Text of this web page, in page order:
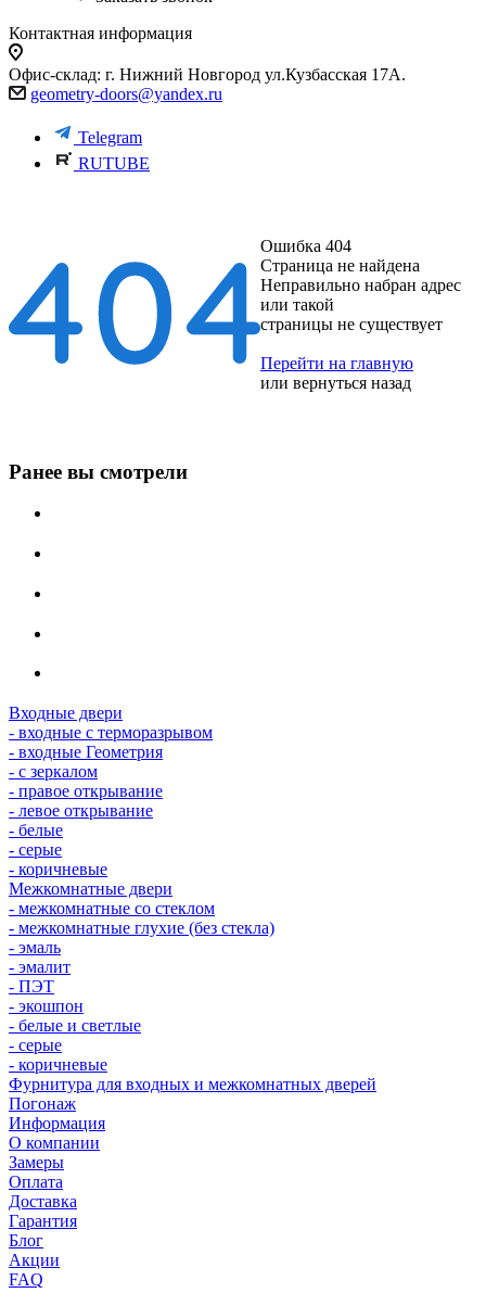
Контактная информация
Офис-склад: г. Нижний Новгород ул.Кузбасская 17А.
geometry-doors@yandex.ru
Telegram
RUTUBE
Ошибка 404
Страница не найдена
Неправильно набран адрес
или такой
страницы не существует
Перейти на главную
или вернуться назад
Ранее вы смотрели
Входные двери
- входные с терморазрывом
- входные Геометрия
- с зеркалом
- правое открывание
- левое открывание
- белые
- серые
- коричневые
Межкомнатные двери
- межкомнатные со стеклом
- межкомнатные глухие (без стекла)
- эмаль
- эмалит
- ПЭТ
- экошпон
- белые и светлые
- серые
- коричневые
Фурнитура для входных и межкомнатных дверей
Погонаж
Информация
О компании
Замеры
Оплата
Доставка
Гарантия
Блог
Акции
FAQ